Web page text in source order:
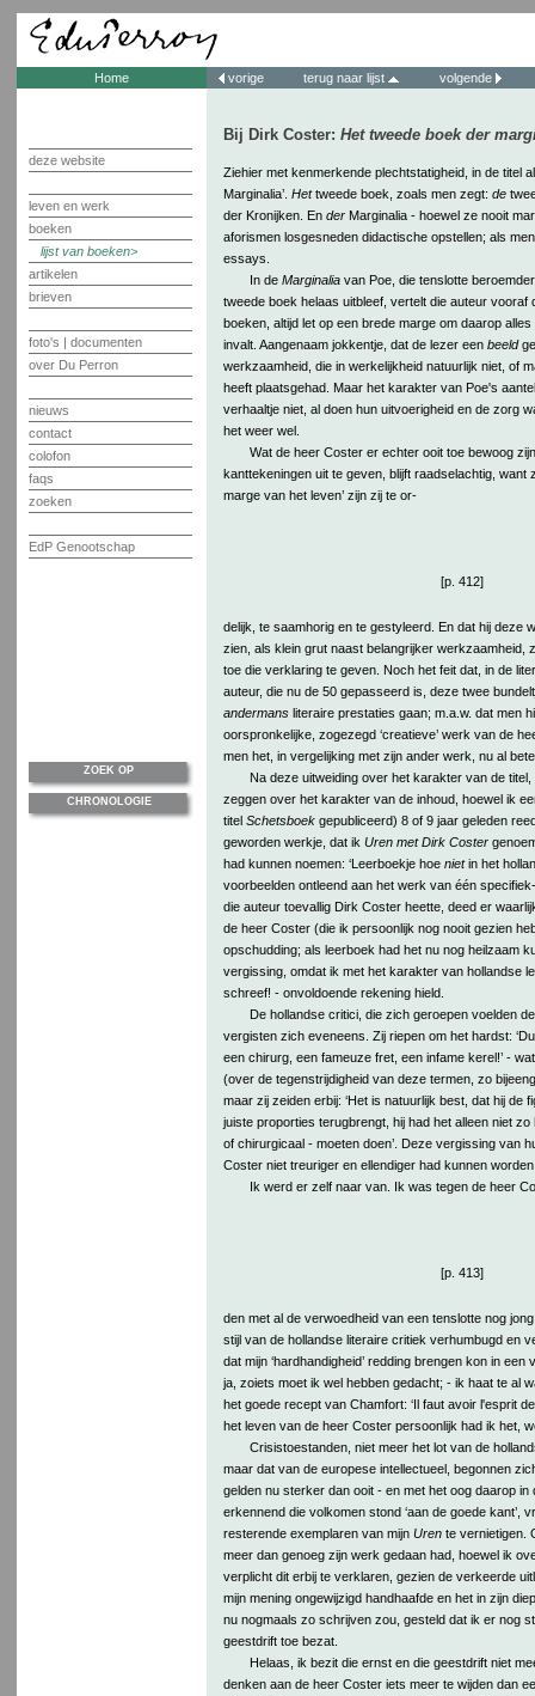
Home
deze website
leven en werk
boeken
lijst van boeken
artikelen
brieven
foto's | documenten
over Du Perron
nieuws
contact
colofon
faqs
zoeken
EdP Genootschap
vorige terug naar lijst volgende
Bij Dirk Coster: Het tweede boek der
Ziehier met kenmerkende plechtstatigheid, in de titel
Marginalia’. Hettweede boek, zoals men zegt: de
der Kronijken. En derMarginalia - hoewel ze nooit
aforismen losgesneden didactische opstellen; als
essays.
In de Marginaliavan Poe, die tenslotte
tweede boek helaas uitbleef, vertelt die auteur vooraf
boeken, altijd let op een brede marge om daarop
invalt. Aangenaam jokkentje, dat de lezer een beeld
werkzaamheid, die in werkelijkheid natuurlijk niet, of
heeft plaatsgehad. Maar het karakter van Poe's
verhaaltje niet, al doen hun uitvoerigheid en de zorg
het weer wel.
Wat de heer Coster er echter ooit toe bewoog
kanttekeningen uit te geven, blijft raadselachtig, want
marge van het leven’ zijn zij te or-
[p. 412]
delijk, te saamhorig en te gestyleerd. En dat hij deze
zien, als klein grut naast belangrijker werkzaamheid,
toe die verklaring te geven. Noch het feit dat, in de
auteur, die nu de 50 gepasseerd is, deze twee
andermansliteraire prestaties gaan; m.a.w. dat men
oorspronkelijke, zogezegd ‘creatieve’ werk van de
men het, in vergelijking met zijn ander werk, nu al
Na deze uitweiding over het karakter van de
zeggen over het karakter van de inhoud, hoewel ik
titel Schetsboekgepubliceerd) 8 of 9 jaar geleden
geworden werkje, dat ik Uren met Dirk Coster
had kunnen noemen: ‘Leerboekje hoe nietin het
voorbeelden ontleend aan het werk van één
die auteur toevallig Dirk Coster heette, deed er
de heer Coster (die ik persoonlijk nog nooit gezien
opschudding; als leerboek had het nu nog heilzaam
vergissing, omdat ik met het karakter van hollandse
schreef! - onvoldoende rekening hield.
De hollandse critici, die zich geroepen voelden
vergisten zich eveneens. Zij riepen om het hardst:
een chirurg, een fameuze fret, een infame kerel!’ -
(over de tegenstrijdigheid van deze termen, zo
maar zij zeiden erbij: ‘Het is natuurlijk best, dat hij de
juiste proporties terugbrengt, hij had het alleen niet
of chirurgicaal - moeten doen’. Deze vergissing van
Coster niet treuriger en ellendiger had kunnen
Ik werd er zelf naar van. Ik was tegen de heer
[p. 413]
den met al de verwoedheid van een tenslotte nog
stijl van de hollandse literaire critiek verhumbugd en
dat mijn ‘hardhandigheid’ redding brengen kon in
ja, zoiets moet ik wel hebben gedacht; - ik haat te al
het goede recept van Chamfort: ‘Il faut avoir l'esprit
het leven van de heer Coster persoonlijk had ik het,
Crisistoestanden, niet meer het lot van de
maar dat van de europese intellectueel, begonnen
gelden nu sterker dan ooit - en met het oog daarop in
erkennend die volkomen stond ‘aan de goede kant’,
resterende exemplaren van mijn Urente vernietigen.
meer dan genoeg zijn werk gedaan had, hoewel ik
verplicht dit erbij te verklaren, gezien de verkeerde
mijn mening ongewijzigd handhaafde en het in zijn
nu nogmaals zo schrijven zou, gesteld dat ik er nog
geestdrift toe bezat.
Helaas, ik bezit die ernst en die geestdrift niet
denken aan de heer Coster iets meer te wijden dan
ZOEK OP
CHRONOLOGIE